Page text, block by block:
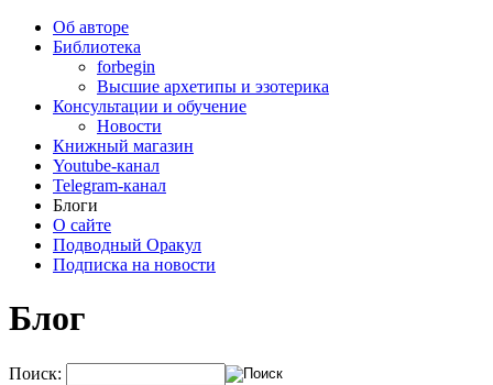
Об авторе
Библиотека
forbegin
Высшие архетипы и эзотерика
Консультации и обучение
Новости
Книжный магазин
Youtube-канал
Telegram-канал
Блоги
О сайте
Подводный Оракул
Подписка на новости
Блог
Поиск: